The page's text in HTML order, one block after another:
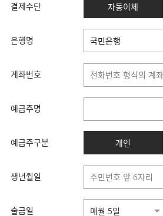
결제수단 자동이체
은행명
계좌번호
예금주명
예금주구분 개인
생년월일
출금일